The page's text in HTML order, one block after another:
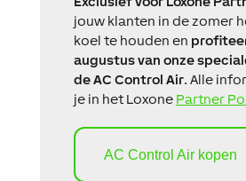
jouw klanten in de zomer
koel te houden en
augustus van onze
de AC Control Air. Alle
je in het Loxone Partner
AC Control Air kopen